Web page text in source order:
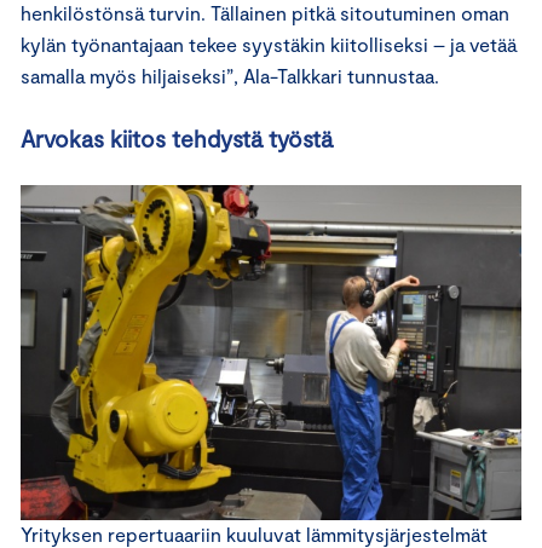
henkilöstönsä turvin. Tällainen pitkä sitoutuminen oman
kylän työnantajaan tekee syystäkin kiitolliseksi – ja vetää
samalla myös hiljaiseksi”, Ala-Talkkari tunnustaa.
Arvokas kiitos tehdystä työstä
Yrityksen repertuaariin kuuluvat lämmitysjärjestelmät